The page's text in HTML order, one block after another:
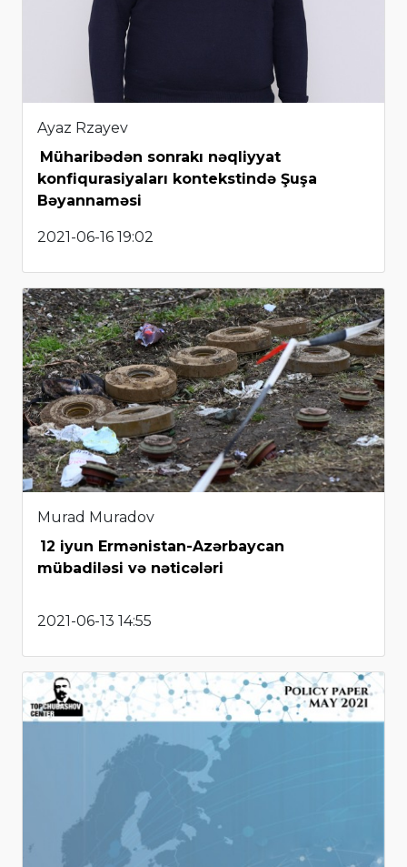
Ayaz Rzayev
Müharibədən sonrakı nəqliyyat
konfiqurasiyaları kontekstində Şuşa
Bəyannaməsi
2021-06-16 19:02
Murad Muradov
12 iyun Ermənistan-Azərbaycan
mübadiləsi və nəticələri
2021-06-13 14:55